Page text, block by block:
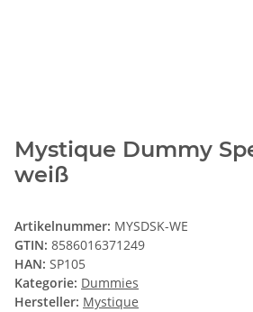
Mystique Dummy
weiß
Artikelnummer: MYSDSK-WE
GTIN: 8586016371249
HAN: SP105
Kategorie: Dummies
Hersteller: Mystique